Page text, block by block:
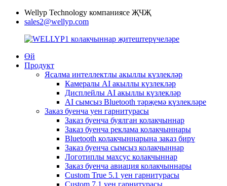
Wellyp Technology компаниясе ҖЧҖ
sales2@wellyp.com
Өй
Продукт
Ясалма интеллектлы акыллы күзлекләр
Камералы AI акыллы күзлекләр
Дисплейлы AI акыллы күзлекләр
AI сымсыз Bluetooth тәрҗемә күзлекләре
Заказ буенча уен гарнитурасы
Заказ буенча буялган колакчыннар
Заказ буенча реклама колакчыннары
Bluetooth колакчыннарына заказ бирү
Заказ буенча сымсыз колакчыннар
Логотиплы махсус колакчыннар
Заказ буенча авиация колакчыннары
Custom True 5.1 уен гарнитурасы
Custom 7.1 уен гарнитурасы